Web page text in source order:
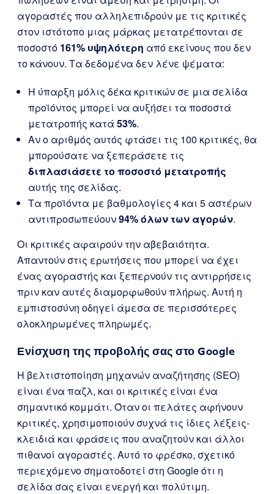
αγοραστές που αλληλεπιδρούν με τις κριτικές
στον ιστότοπο μιας μάρκας μετατρέπονται σε
ποσοστό 161% υψηλότερη από εκείνους που δεν
το κάνουν. Τα δεδομένα δεν λένε ψέματα:
Η ύπαρξη μόλις δέκα κριτικών σε μια σελίδα
προϊόντος μπορεί να αυξήσει τα ποσοστά
μετατροπής κατά 53%.
Αν ο αριθμός αυτός φτάσει τις 100 κριτικές, θα
μπορούσατε να ξεπεράσετε τις
διπλασιάσετε το ποσοστό μετατροπής
αυτής της σελίδας.
Τα προϊόντα με βαθμολογίες 4 και 5 αστέρων
αντιπροσωπεύουν94% όλων των αγορών.
Οι κριτικές αφαιρούν την αβεβαιότητα.
Απαντούν στις ερωτήσεις που μπορεί να έχει
ένας αγοραστής και ξεπερνούν τις αντιρρήσεις
πριν καν αυτές διαμορφωθούν πλήρως. Αυτή η
εμπιστοσύνη οδηγεί άμεσα σε περισσότερες
ολοκληρωμένες πληρωμές.
Ενίσχυση της προβολής σας στο Google
Η βελτιστοποίηση μηχανών αναζήτησης (SEO)
είναι ένα παζλ, και οι κριτικές είναι ένα
σημαντικό κομμάτι. Όταν οι πελάτες αφήνουν
κριτικές, χρησιμοποιούν συχνά τις ίδιες λέξεις-
κλειδιά και φράσεις που αναζητούν και άλλοι
πιθανοί αγοραστές. Αυτό το φρέσκο, σχετικό
περιεχόμενο σηματοδοτεί στη Google ότι η
σελίδα σας είναι ενεργή και πολύτιμη.